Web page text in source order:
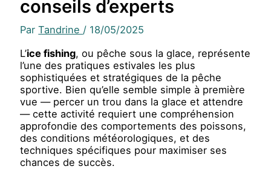
conseils d’experts
ParTandrine / 18/05/2025
L’ice fishing, ou pêche sous la glace, représente
l’une des pratiques estivales les plus
sophistiquées et stratégiques de la pêche
sportive. Bien qu’elle semble simple à première
vue — percer un trou dans la glace et attendre
— cette activité requiert une compréhension
approfondie des comportements des poissons,
des conditions météorologiques, et des
techniques spécifiques pour maximiser ses
chances de succès.